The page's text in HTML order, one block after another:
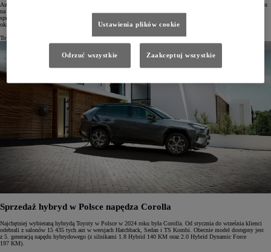
Auta z napędem hybrydowym w Polsce cieszą się ogromną popularnością. Od stycznia do września 2024 roku
na zakup zelektryfikowanych samochodów Toyoty zdecydowało się aż 85% kupujących. W tym czasie marka
sprzedała w Polsce 54 962 hybrydy i hybrydy typu plug-in. To wzrost o 14% w stosunku do analogicznego
okresu roku ubiegłego i lepszy wynik niż w całym 2022 roku (wówczas sprzedano 50 883 hybrydy).
Toyota jest zdecydowanym liderem elektryfikacji na polskim rynku. Łącznie sprzedała już 330 593 hybrydy.
Sprzedaż hybryd w Polsce napędza Corolla
Najchętniej wybieraną hybrydą Toyoty w Polsce w 2024 roku była Corolla. Od stycznia do września klienci
odebrali z salonów 15 435 tych aut w wersjach Hatchback, Sedan i TS Kombi. Obecnie model dostępny jest
z 5. generacją napędu hybrydowego (z silnikami 1.8 Hybrid 140 KM oraz 2.0 Hybrid Dynamic Force
197 KM).
Ustawienia plików cookie
Odrzuć wszystkie Zaakceptuj wszystkie